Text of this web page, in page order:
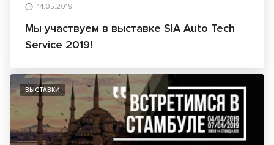
14.05.2019
Мы участвуем в выставке SIA Auto Tech
Service 2019!
ВЫСТАВКИ